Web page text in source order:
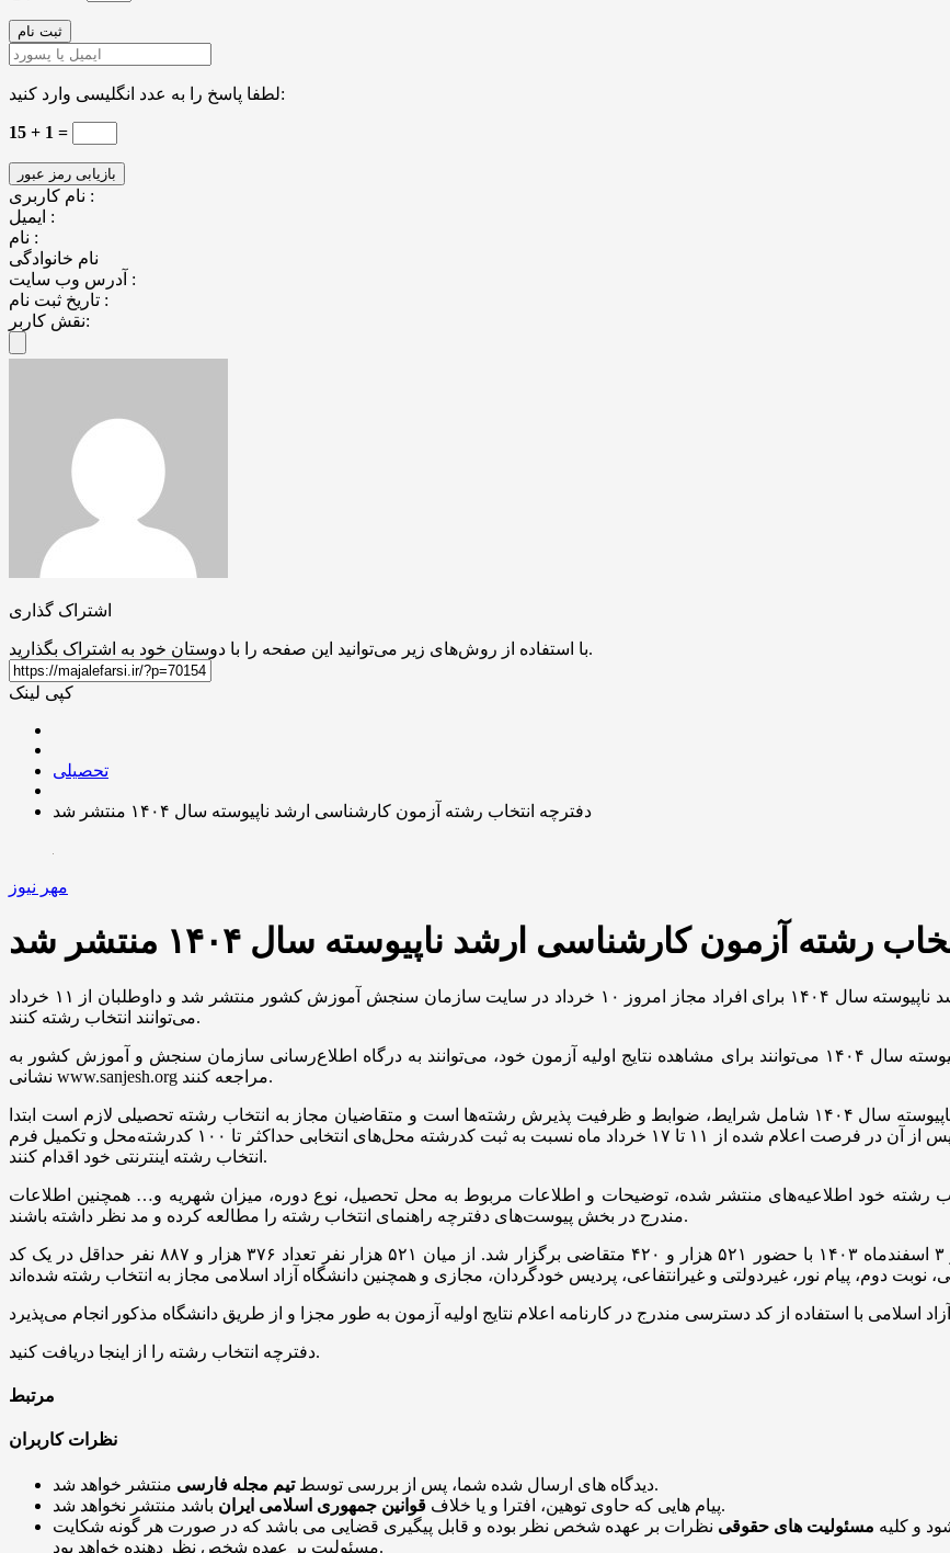
لطفا پاسخ را به عدد انگلیسی وارد کنید:
15 + 1 =
نام کاربری :
ایمیل :
نام :
نام خانوادگی
آدرس وب سایت :
تاریخ ثبت نام :
نقش کاربر:
اشتراک گذاری
با استفاده از روش‌های زیر می‌توانید این صفحه را با دوستان خود به اشتراک بگذارید.
کپی لینک
تحصیلی
دفترچه انتخاب رشته آزمون کارشناسی ارشد ناپیوسته سال ۱۴۰۴ منتشر شد
مهر نیوز
رشته آزمون کارشناسی ارشد ناپیوسته سال ۱۴۰۴ منتشر شد
به گزارش خبرنگار مهر، دفترچه انتخاب رشته آزمون کارشناسی ارشد ناپیوسته سال ۱۴۰۴ برای افراد مجاز امروز ۱۰ خرداد در سایت سازمان سنجش آموزش کشور منتشر شد و داوطلبان از ۱۱ خرداد
می‌توانند انتخاب رشته کنند.
متقاضیان حاضر در جلسه آزمون ورودی مقطع کارشناسی ارشد ناپیوسته سال ۱۴۰۴ می‌توانند برای مشاهده نتایج اولیه آزمون خود، می‌توانند به درگاه اطلاع‌رسانی سازمان سنجش و آموزش کشور به
نشانی www.sanjesh.org مراجعه کنند.
دفترچه راهنمای انتخاب رشته‌های تحصیلی آزمون کارشناسی ارشد ناپیوسته سال ۱۴۰۴ شامل شرایط، ضوابط و ظرفیت پذیرش رشته‌ها است و متقاضیان مجاز به انتخاب رشته تحصیلی لازم است ابتدا
شده از ۱۱ تا ۱۷ خرداد ماه نسبت به ثبت
کدرشته محل‌های انتخابی حداکثر تا ۱۰۰ کدرشته‌محل و تکمیل فرم
انتخاب رشته اینترنتی خود اقدام کنند.
رشته خود اطلاعیه‌های منتشر شده، توضیحات و اطلاعات مربوط به محل تحصیل، نوع دوره، میزان شهریه و… همچنین اطلاعات
مندرج در بخش پیوست‌های دفترچه راهنمای انتخاب رشته را مطالعه کرده و مد نظر داشته باشند.
آزمون ورودی کارشناسی ارشد ناپیوسته سال ۱۴۰۴ در روزهای ۲ و ۳ اسفندماه ۱۴۰۳ با حضور ۵۲۱ هزار و ۴۲۰ متقاضی برگزار شد. از میان ۵۲۱ هزار نفر تعداد ۳۷۶ هزار و ۸۸۷ نفر حداقل در یک کد
دفترچه انتخاب رشته را از اینجا دریافت کنید.
مرتبط
نظرات کاربران
دیدگاه های ارسال شده شما، پس از بررسی توسطتیم مجله فارسی
منتشر خواهد شد.
پیام هایی که حاوی توهین، افترا و یا خلاف قوانین جمهوری اسلامی ایران
باشد منتشر نخواهد شد.
و کلیه مسئولیت های حقوقی نظرات بر عهده شخص نظر بوده و قابل پیگیری قضایی می باشد که در صورت هر گونه شکایت
مسئولیت بر عهده شخص نظر دهنده خواهد بود.